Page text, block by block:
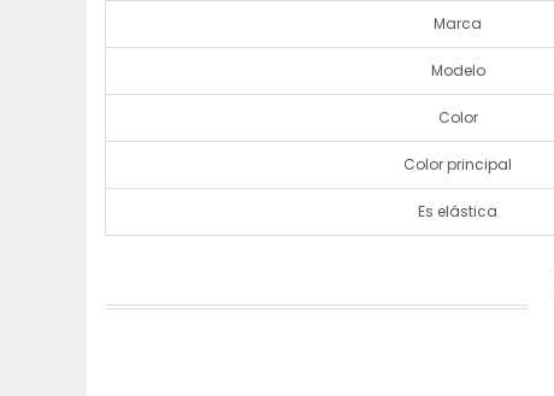
Marca
Modelo
Color
Color principal
Es elástica